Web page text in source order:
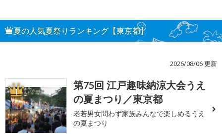
夏の人気夏祭りランキング【東京都】
2026/08/06 更新
1
第75回 江戸趣味納涼大会うえ
の夏まつり／東京都
老若男女問わず家族みんなで楽しめるうえ
の夏まつり